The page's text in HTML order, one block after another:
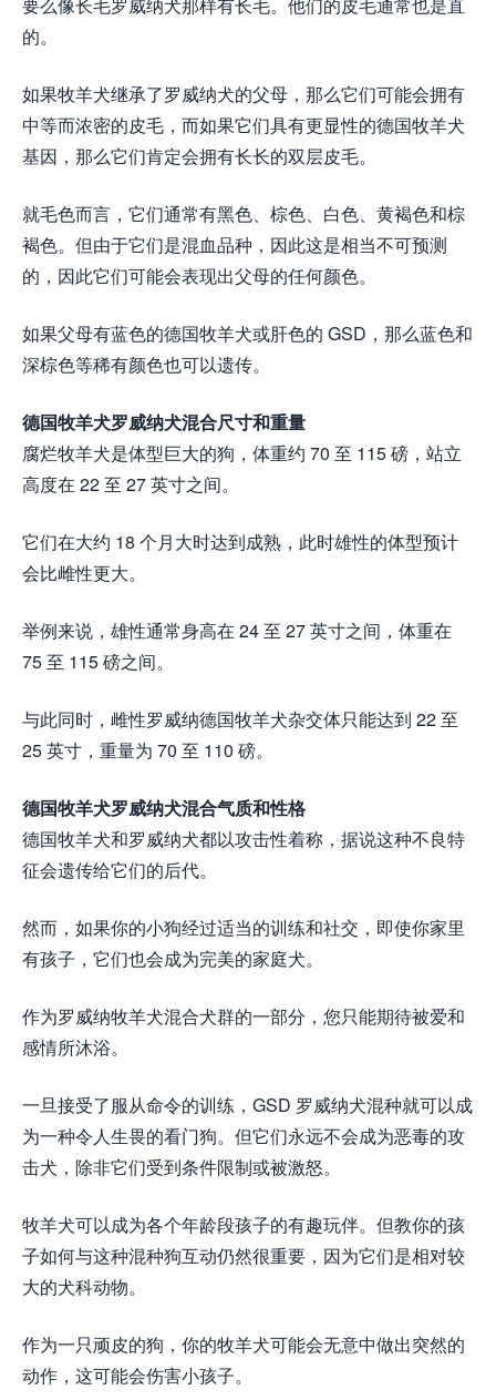
要么像长毛罗威纳犬那样有长毛。他们的皮毛通常也是直
的。
如果牧羊犬继承了罗威纳犬的父母，那么它们可能会拥有
中等而浓密的皮毛，而如果它们具有更显性的德国牧羊犬
基因，那么它们肯定会拥有长长的双层皮毛。
就毛色而言，它们通常有黑色、棕色、白色、黄褐色和棕
褐色。但由于它们是混血品种，因此这是相当不可预测
的，因此它们可能会表现出父母的任何颜色。
如果父母有蓝色的德国牧羊犬或肝色的 GSD，那么蓝色和
深棕色等稀有颜色也可以遗传。
德国牧羊犬罗威纳犬混合尺寸和重量
腐烂牧羊犬是体型巨大的狗，体重约 70 至 115 磅，站立
高度在 22 至 27 英寸之间。
它们在大约 18 个月大时达到成熟，此时雄性的体型预计
会比雌性更大。
举例来说，雄性通常身高在 24 至 27 英寸之间，体重在
75 至 115 磅之间。
与此同时，雌性罗威纳德国牧羊犬杂交体只能达到 22 至
25 英寸，重量为 70 至 110 磅。
德国牧羊犬罗威纳犬混合气质和性格
德国牧羊犬和罗威纳犬都以攻击性着称，据说这种不良特
征会遗传给它们的后代。
然而，如果你的小狗经过适当的训练和社交，即使你家里
有孩子，它们也会成为完美的家庭犬。
作为罗威纳牧羊犬混合犬群的一部分，您只能期待被爱和
感情所沐浴。
一旦接受了服从命令的训练，GSD 罗威纳犬混种就可以成
为一种令人生畏的看门狗。但它们永远不会成为恶毒的攻
击犬，除非它们受到条件限制或被激怒。
牧羊犬可以成为各个年龄段孩子的有趣玩伴。但教你的孩
子如何与这种混种狗互动仍然很重要，因为它们是相对较
大的犬科动物。
作为一只顽皮的狗，你的牧羊犬可能会无意中做出突然的
动作，这可能会伤害小孩子。